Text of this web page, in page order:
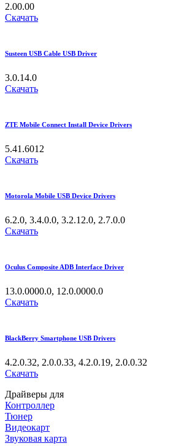
2.00.00
Скачать
Susteen USB Cable USB Driver
3.0.14.0
Скачать
ZTE Mobile Connect Install Device Drivers
5.41.6012
Скачать
Motorola Mobile USB Device Drivers
6.2.0, 3.4.0.0, 3.2.12.0, 2.7.0.0
Скачать
Oculus Composite ADB Interface Driver
13.0.0000.0, 12.0.0000.0
Скачать
BlackBerry Smartphone USB Drivers
4.2.0.32, 2.0.0.33, 4.2.0.19, 2.0.0.32
Скачать
Драйверы для
Контроллер
Тюнер
Видеокарт
Звуковая карта